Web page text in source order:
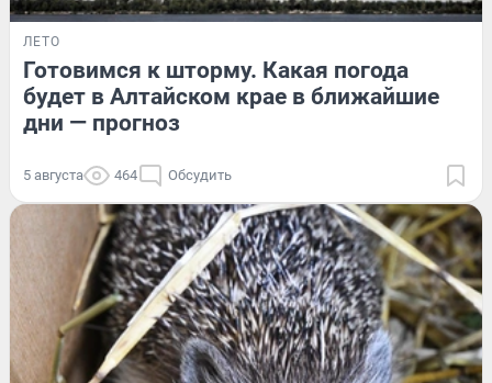
ЛЕТО
Готовимся к шторму. Какая погода
будет в Алтайском крае в ближайшие
дни — прогноз
5 августа 464 Обсудить